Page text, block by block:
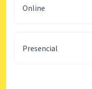
Online
Presencial